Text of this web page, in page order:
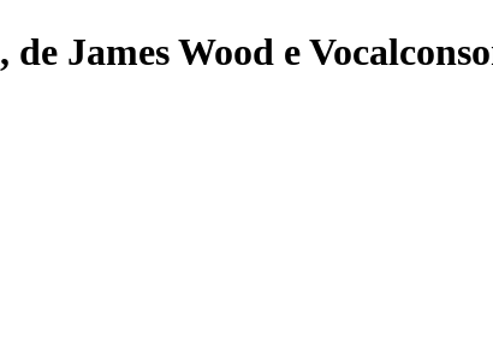
James Wood e